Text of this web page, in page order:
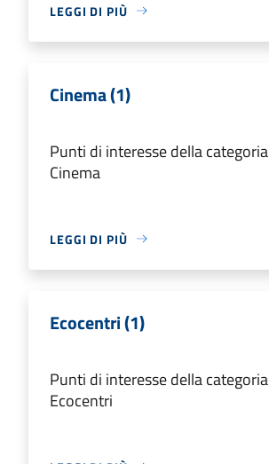
LEGGI DI PIÙ
Cinema (1)
Punti di interesse della categoria
Cinema
LEGGI DI PIÙ
Ecocentri (1)
Punti di interesse della categoria
Ecocentri